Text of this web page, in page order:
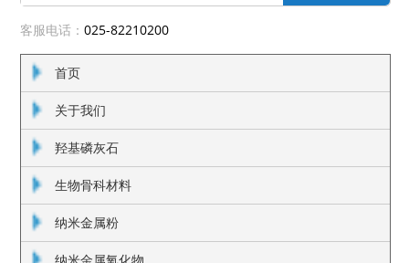
客服电话：025-82210200
首页
关于我们
羟基磷灰石
生物骨科材料
纳米金属粉